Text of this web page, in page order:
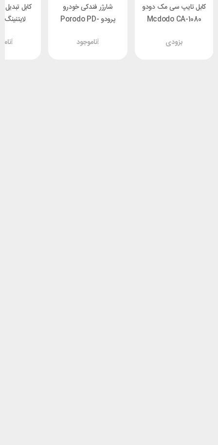
کابل تایپ سی مک دودو
Mcdodo CA-1080
وات
بزودی
شارژر فندکی خودرو
پرودو Porodo PD-
لایتنینگناموجود!
کابل
ناموجود!